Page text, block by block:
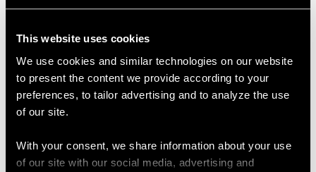
This website uses cookies
We use cookies and similar technologies on our website
to present the content we provide according to your
preferences, to tailor advertising and to analyze the use
of our site.
With your consent, we share information about your use
of our site with our social media, advertising and
Külastusaja broneerimine